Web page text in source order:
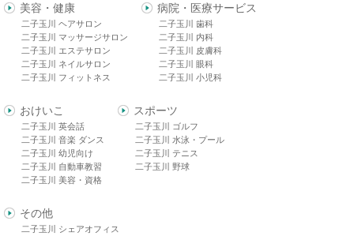
美容・健康
二子玉川 ヘアサロン
二子玉川 マッサージサロン
二子玉川 エステサロン
二子玉川 ネイルサロン
二子玉川 フィットネス
病院・医療サービス
二子玉川 歯科
二子玉川 内科
二子玉川 皮膚科
二子玉川 眼科
二子玉川 小児科
おけいこ
二子玉川 英会話
二子玉川 音楽 ダンス
二子玉川 幼児向け
二子玉川 自動車教習
二子玉川 美容・資格
スポーツ
二子玉川 ゴルフ
二子玉川 水泳・プール
二子玉川 テニス
二子玉川 野球
その他
二子玉川 シェアオフィス